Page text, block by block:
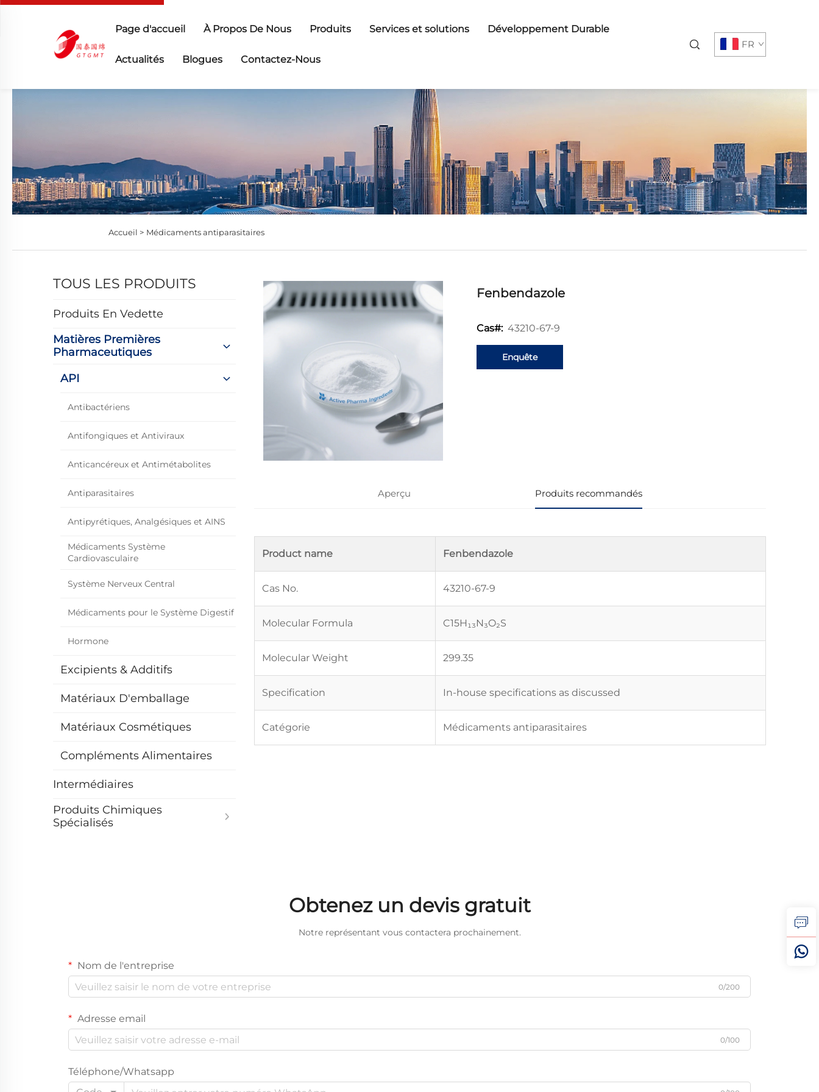
Page d'accueil À Propos De Nous Produits Services et solutions Développement Durable
Actualités Blogues Contactez-Nous
FR
Accueil > Médicaments antiparasitaires
TOUS LES PRODUITS
Produits En Vedette
Matières Premières
Pharmaceutiques
API
Antibactériens
Antifongiques et Antiviraux
Anticancéreux et Antimétabolites
Antiparasitaires
Antipyrétiques, Analgésiques et AINS
Médicaments Système
Cardiovasculaire
Système Nerveux Central
Médicaments pour le Système Digestif
Hormone
Excipients & Additifs
Matériaux D'emballage
Matériaux Cosmétiques
Compléments Alimentaires
Intermédiaires
Produits Chimiques
Spécialisés
Fenbendazole
Cas#: 43210-67-9
Enquête
Aperçu Produits recommandés
Product name Fenbendazole
Cas No. 43210-67-9
Molecular Formula C15H₁₃N₃O₂S
Molecular Weight 299.35
Specification In-house specifications as discussed
Catégorie Médicaments antiparasitaires
Obtenez un devis gratuit
Notre représentant vous contactera prochainement.
Nom de l'entreprise
0/200
Adresse email
0/100
Téléphone/Whatsapp